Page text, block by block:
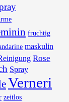
fruchtig
maskulin
Rose
Spray
Verneri
zeitlos